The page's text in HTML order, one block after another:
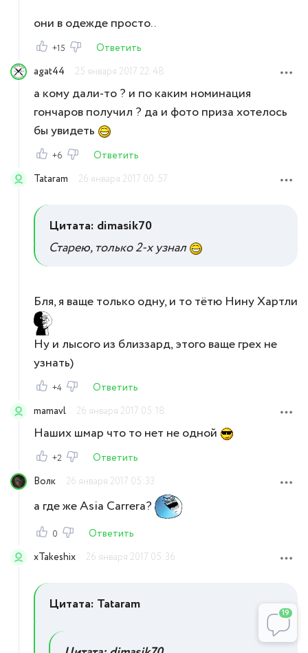
19
они в одежде просто..
+15
Ответить
agat44
25 января 2017 22:48
а кому дали-то ? и по каким номинация
гончаров получил ? да и фото приза хотелось
бы увидеть
+6
Ответить
Tataram
26 января 2017 00:57
Цитата: dimasik70
Старею, только 2-х узнал
Бля, я ваще только одну, и то тётю Нину Хартли
Ну и лысого из близзард, этого ваще грех не
узнать)
+4
Ответить
mamavl
26 января 2017 05:18
Наших шмар что то нет не одной
+2
Ответить
Bолк
26 января 2017 05:33
а где же Asia Carrera?
0
Ответить
xTakeshix
26 января 2017 05:36
Цитата: Tataram